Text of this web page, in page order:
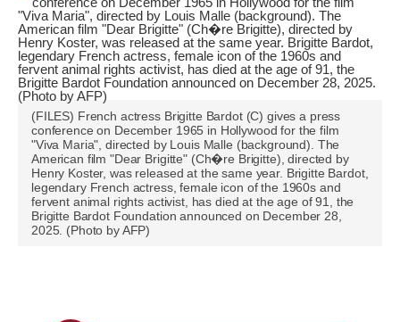
Opinión
Editorial
Pregunta de hoy
Blogs
Tendencias
Lujo
Viajes
(FILES) French actress Brigitte Bardot (C) gives a press
conference on December 1965 in Hollywood for the film
"Viva Maria", directed by Louis Malle (background). The
American film "Dear Brigitte" (Ch�re Brigitte), directed by
Henry Koster, was released at the same year. Brigitte Bardot,
legendary French actress, female icon of the 1960s and
fervent animal rights activist, has died at the age of 91, the
Brigitte Bardot Foundation announced on December 28,
2025. (Photo by AFP)